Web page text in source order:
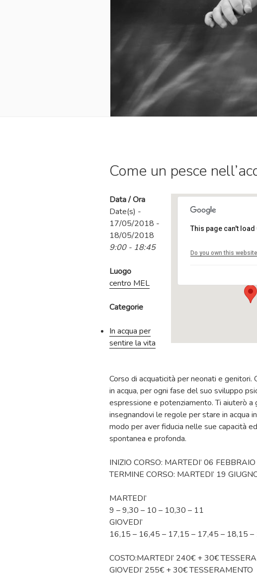
Come un pesce
centro
Via Tevere,
This page can't
Do you own this
Data / Ora
Date(s) -
17/05/2018 -
18/05/2018
9:00 - 18:45
Luogo
centro MEL
Categorie
In acqua per
sentire la vita
Corso di acquaticità per neonati e genitori.
in acqua, per ogni fase del suo sviluppo
espressione e potenziamento. Ti aiuterò a
insegnandovi le regole per stare in acqua
modo per aver fiducia nelle sue capacità
spontanea e profonda.
INIZIO CORSO: MARTEDI’ 06
TERMINE CORSO: MARTEDI’ 19
MARTEDI’
9 – 9,30 – 10 – 10,30 – 11
GIOVEDI’
16,15 – 16,45 – 17,15 – 17,45 – 18,15 –
COSTO:MARTEDI’ 240€ + 30€
GIOVEDI’ 255€ + 30€ TESSERAMENTO